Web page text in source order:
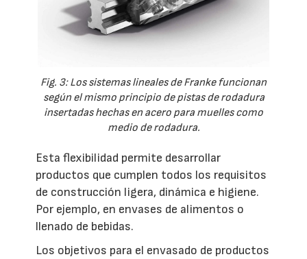
Fig. 3: Los sistemas lineales de Franke funcionan
según el mismo principio de pistas de rodadura
insertadas hechas en acero para muelles como
medio de rodadura.
Esta flexibilidad permite desarrollar
productos que cumplen todos los requisitos
de construcción ligera, dinámica e higiene.
Por ejemplo, en envases de alimentos o
llenado de bebidas.
Los objetivos para el envasado de productos